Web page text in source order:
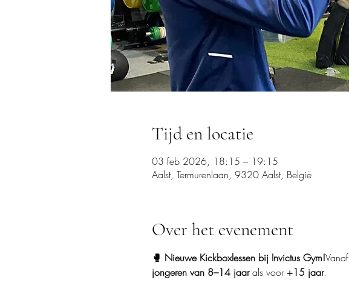
Tijd en locatie
03 feb 2026, 18:15 – 19:15
Aalst, Termurenlaan, 9320 Aalst, België
Over het evenement
🥊 Nieuwe Kickboxlessen bij Invictus Gym!Vanaf
jongeren van 8–14 jaar als voor +15 jaar.